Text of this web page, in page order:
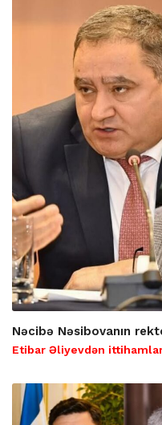
Nəcibə Nəsibovanın
Etibar Əliyevdən